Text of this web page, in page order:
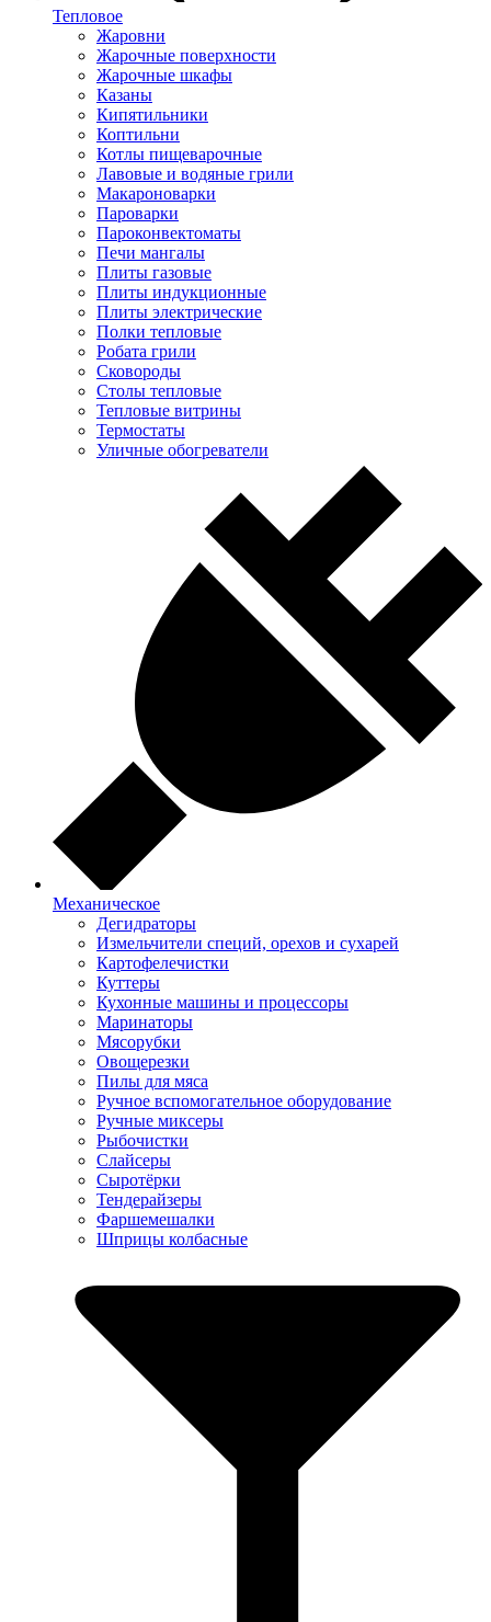
Тепловое
Жаровни
Жарочные поверхности
Жарочные шкафы
Казаны
Кипятильники
Коптильни
Котлы пищеварочные
Лавовые и водяные грили
Макароноварки
Пароварки
Пароконвектоматы
Печи мангалы
Плиты газовые
Плиты индукционные
Плиты электрические
Полки тепловые
Робата грили
Сковороды
Столы тепловые
Тепловые витрины
Термостаты
Уличные обогреватели
Механическое
Дегидраторы
Измельчители специй, орехов и сухарей
Картофелечистки
Куттеры
Кухонные машины и процессоры
Маринаторы
Мясорубки
Овощерезки
Пилы для мяса
Ручное вспомогательное оборудование
Ручные миксеры
Рыбочистки
Слайсеры
Сыротёрки
Тендерайзеры
Фаршемешалки
Шприцы колбасные